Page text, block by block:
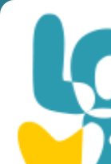
You are here:
RESTAURANT